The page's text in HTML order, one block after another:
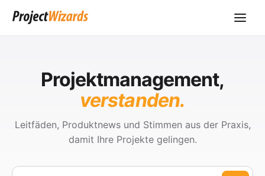
Projektmanagement,
verstanden.
Leitfäden, Produktnews und Stimmen aus der Praxis,
damit Ihre Projekte gelingen.